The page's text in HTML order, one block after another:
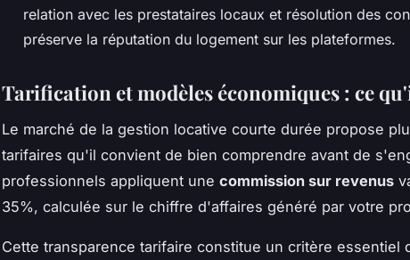
relation avec les prestataires locaux et résolution des
préserve la réputation du logement sur les plateformes.
Tarification et modèles économiques : ce
Le marché de la gestion locative courte durée propose
tarifaires qu'il convient de bien comprendre avant de
professionnels appliquent une commission sur revenus
35%, calculée sur le chiffre d'affaires généré par votre
Cette transparence tarifaire constitue un critère essentiel